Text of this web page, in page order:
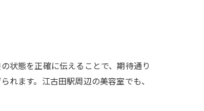
状態を正確に伝えることで、期待通り
れます。江古田駅周辺の美容室でも、